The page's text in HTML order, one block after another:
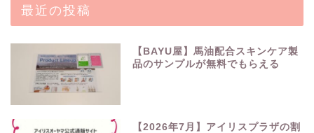
最近の投稿
【BAYU屋】馬油配合スキンケア製
品のサンプルが無料でもらえる
【2026年7月】アイリスプラザの割